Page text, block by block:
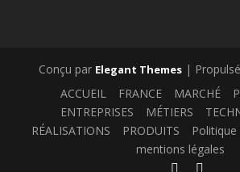
Conçu par Elegant Themes|
ACCUEIL FRANCE MARCHÉ
ENTREPRISES
MÉTIERS
RÉALISATIONS
PRODUITS
mentions légales